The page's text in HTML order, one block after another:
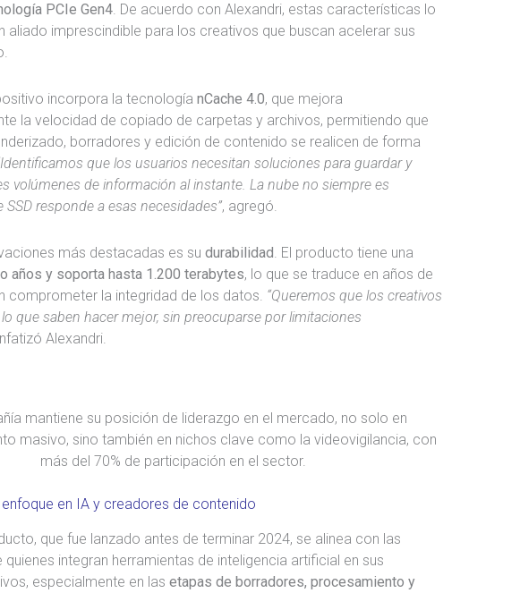
PCIe Gen4. De acuerdo con Alexandri, estas características lo
aliado imprescindible para los creativos que buscan acelerar sus
incorpora la tecnología nCache 4.0, que mejora
la velocidad de copiado de carpetas y archivos, permitiendo que
borradores y edición de contenido se realicen de forma
que los usuarios necesitan soluciones para guardar y
volúmenes de información al instante. La nube no siempre es
SSD responde a esas necesidades”, agregó.
más destacadas es su durabilidad. El producto tiene una
años y soporta hasta 1.200 terabytes, lo que se traduce en años de
comprometer la integridad de los datos. “Queremos que los creativos
que saben hacer mejor, sin preocuparse por limitaciones
Alexandri.
mantiene su posición de liderazgo en el mercado, no solo en
masivo, sino también en nichos clave como la videovigilancia, con
más del 70% de participación en el sector.
enfoque en IA y creadores de contenido
que fue lanzado antes de terminar 2024, se alinea con las
integran herramientas de inteligencia artificial en sus
especialmente en las etapas de borradores, procesamiento y